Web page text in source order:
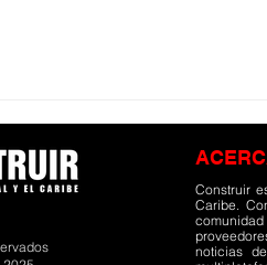
Construir
Caribe.
noticias